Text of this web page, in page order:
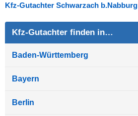
Kfz-Gutachter Schwarzach b.Nabburg
Kfz-Gutachter finden in…
Baden-Württemberg
Bayern
Berlin